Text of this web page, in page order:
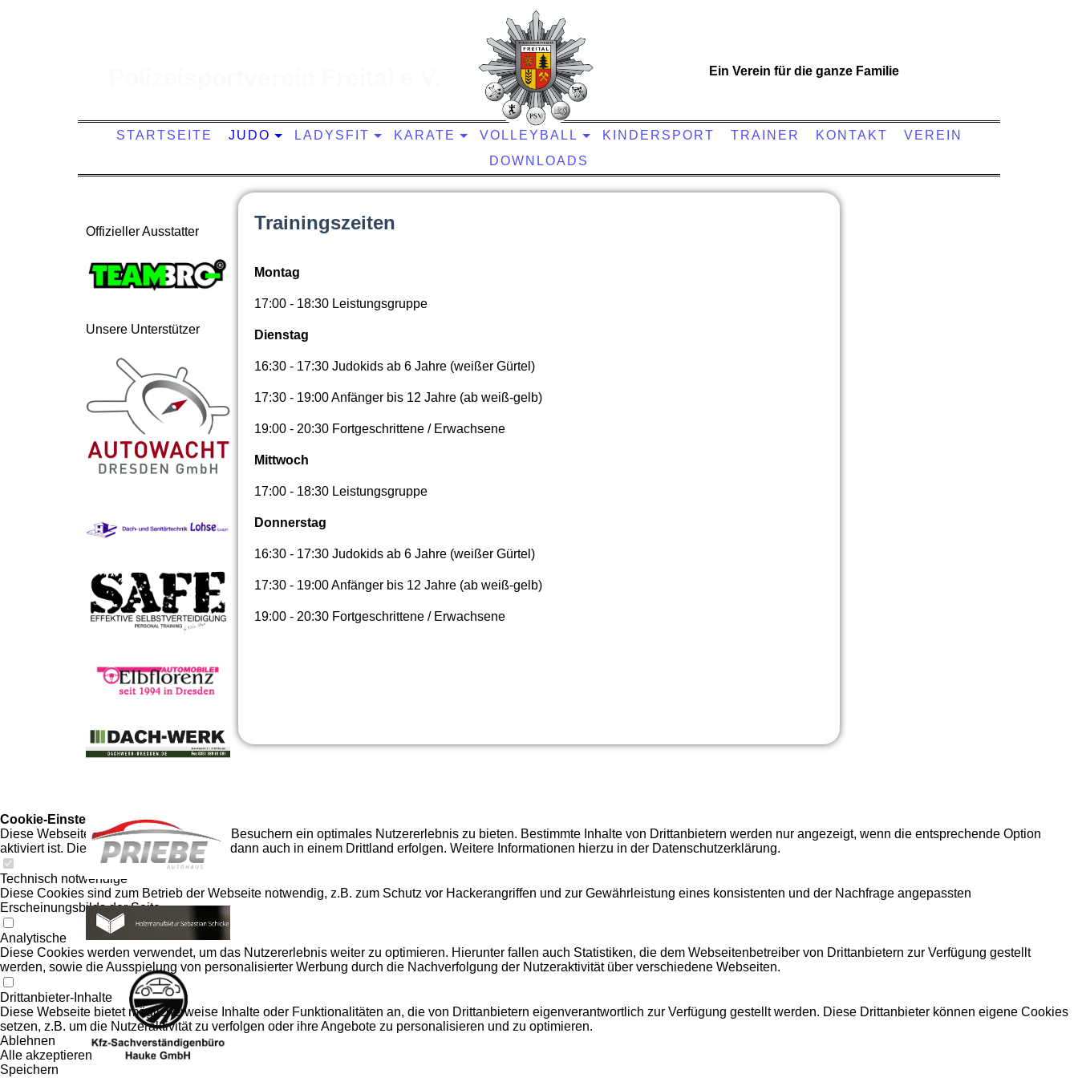
Ein Verein für die ganze Familie
STARTSEITE JUDO LADYSFIT KARATE VOLLEYBALL KINDERSPORT TRAINER KONTAKT
VEREIN
DOWNLOADS
Trainingszeiten
Montag
17:00 - 18:30 Leistungsgruppe
Dienstag
16:30 - 17:30 Judokids ab 6 Jahre (weißer Gürtel)
17:30 - 19:00 Anfänger bis 12 Jahre (ab weiß-gelb)
19:00 - 20:30 Fortgeschrittene / Erwachsene
Mittwoch
17:00 - 18:30 Leistungsgruppe
Donnerstag
16:30 - 17:30 Judokids ab 6 Jahre (weißer Gürtel)
17:30 - 19:00 Anfänger bis 12 Jahre (ab weiß-gelb)
19:00 - 20:30 Fortgeschrittene / Erwachsene
Offizieller Ausstatter
Unsere Unterstützer
Cookie-Einstellungen
Diese Webseite verwendet Cookies, um Besuchern ein optimales Nutzererlebnis zu bieten. Bestimmte Inhalte von Drittanbietern werden nur angezeigt, wenn die entsprechende Option
aktiviert ist. Die Datenverarbeitung kann dann auch in einem Drittland erfolgen. Weitere Informationen hierzu in der Datenschutzerklärung.
Technisch notwendige
Diese Cookies sind zum Betrieb der Webseite notwendig, z.B. zum Schutz vor Hackerangriffen und zur Gewährleistung eines konsistenten und der Nachfrage angepassten
Erscheinungsbilds der Seite.
Analytische
Diese Cookies werden verwendet, um das Nutzererlebnis weiter zu optimieren. Hierunter fallen auch Statistiken, die dem Webseitenbetreiber von Drittanbietern zur Verfügung gestellt
werden, sowie die Ausspielung von personalisierter Werbung durch die Nachverfolgung der Nutzeraktivität über verschiedene Webseiten.
Drittanbieter-Inhalte
Diese Webseite bietet möglicherweise Inhalte oder Funktionalitäten an, die von Drittanbietern eigenverantwortlich zur Verfügung gestellt werden. Diese Drittanbieter können eigene Cookies
setzen, z.B. um die Nutzeraktivität zu verfolgen oder ihre Angebote zu personalisieren und zu optimieren.
Ablehnen
Alle akzeptieren
Speichern